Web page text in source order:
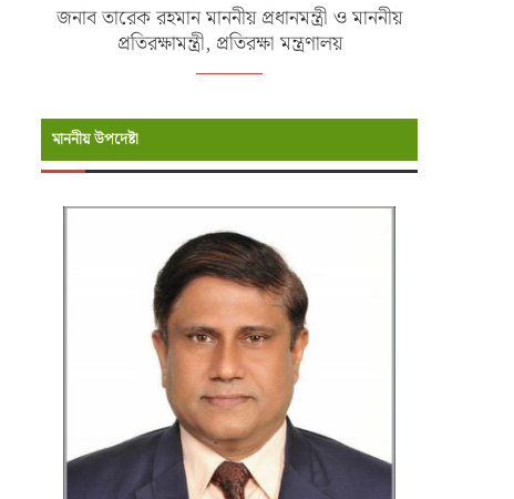
জনাব তারেক রহমান মাননীয় প্রধানমন্ত্রী ও মাননীয়
প্রতিরক্ষামন্ত্রী, প্রতিরক্ষা মন্ত্রণালয়
মাননীয় উপদেষ্টা